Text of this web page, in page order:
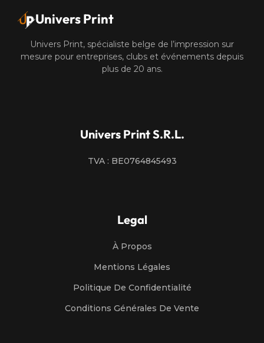
Univers Print
Univers Print, spécialiste belge de l’impression sur
mesure pour entreprises, clubs et événements depuis
plus de 20 ans.
Univers Print S.R.L.
TVA : BE0764845493
Legal
À Propos
Mentions Légales
Politique De Confidentialité
Conditions Générales De Vente